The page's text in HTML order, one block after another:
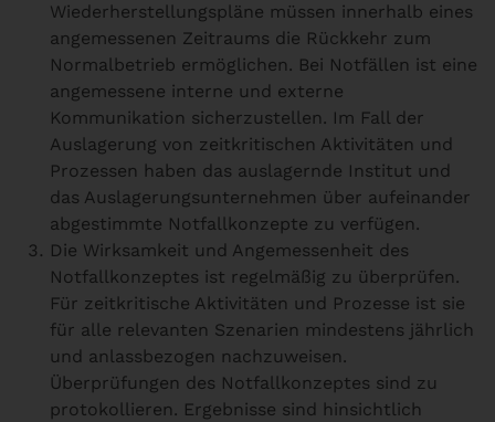
Wiederherstellungspläne müssen innerhalb eines
angemessenen Zeitraums die Rückkehr zum
Normalbetrieb ermöglichen. Bei Notfällen ist eine
angemessene interne und externe
Kommunikation sicherzustellen. Im Fall der
Auslagerung von zeitkritischen Aktivitäten und
Prozessen haben das auslagernde Institut und
das Auslagerungsunternehmen über aufeinander
abgestimmte Notfallkonzepte zu verfügen.
Die Wirksamkeit und Angemessenheit des
Notfallkonzeptes ist regelmäßig zu überprüfen.
Für zeitkritische Aktivitäten und Prozesse ist sie
für alle relevanten Szenarien mindestens jährlich
und anlassbezogen nachzuweisen.
Überprüfungen des Notfallkonzeptes sind zu
protokollieren. Ergebnisse sind hinsichtlich